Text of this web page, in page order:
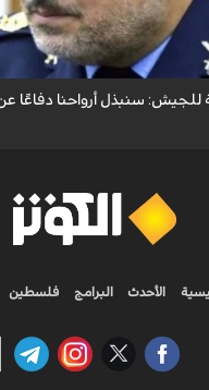
للجيش الايراني العميد الطيار
الأرواح دفاعًا عن الشعب الإيراني".
للجيش: سنبذل أرواحنا دفاعًا
الأحدث البرامج فلسطين